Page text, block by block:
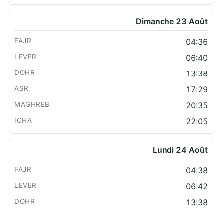
Dimanche 23 Août
04:36
06:40
13:38
17:29
20:35
22:05
Lundi 24 Août
04:38
06:42
13:38